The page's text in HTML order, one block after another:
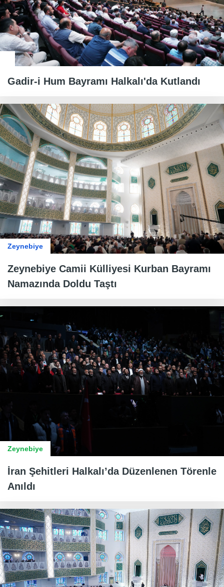
Gadir-i Hum Bayramı Halkalı'da Kutlandı
Zeynebiye
Zeynebiye Camii Külliyesi Kurban Bayramı
Namazında Doldu Taştı
Zeynebiye
İran Şehitleri Halkalı’da Düzenlenen Törenle
Anıldı